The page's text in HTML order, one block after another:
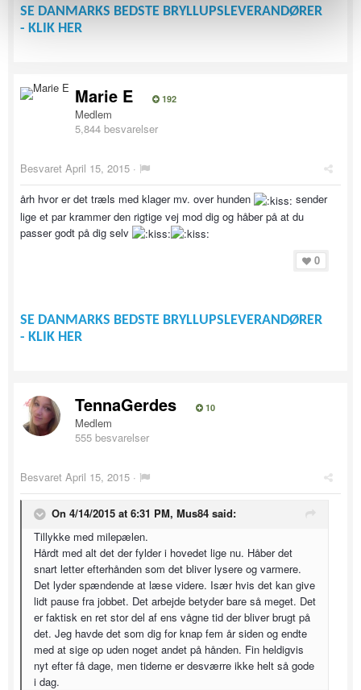
SE DANMARKS BEDSTE BRYLLUPSLEVERANDØRER
- KLIK HER
Marie E 192
Medlem
5,844 besvarelser
Besvaret April 15, 2015 ·
årh hvor er det træls med klager mv. over hunden
sender
lige et par krammer den rigtige vej mod dig og håber på at du
passer godt på dig selv
0
SE DANMARKS BEDSTE BRYLLUPSLEVERANDØRER
- KLIK HER
TennaGerdes 10
Medlem
555 besvarelser
Besvaret April 15, 2015 ·
On 4/14/2015 at 6:31 PM, Mus84 said:
Tillykke med milepælen.
Hårdt med alt det der fylder i hovedet lige nu. Håber det
snart letter efterhånden som det bliver lysere og varmere.
Det lyder spændende at læse videre. Især hvis det kan give
lidt pause fra jobbet. Det arbejde betyder bare så meget. Det
er faktisk en ret stor del af ens vågne tid der bliver brugt på
det. Jeg havde det som dig for knap fem år siden og endte
med at sige op uden noget andet på hånden. Fin heldigvis
nyt efter få dage, men tiderne er desværre ikke helt så gode
i dag.